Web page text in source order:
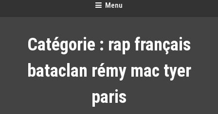
Menu
Catégorie : rap français
bataclan rémy mac tyer
paris